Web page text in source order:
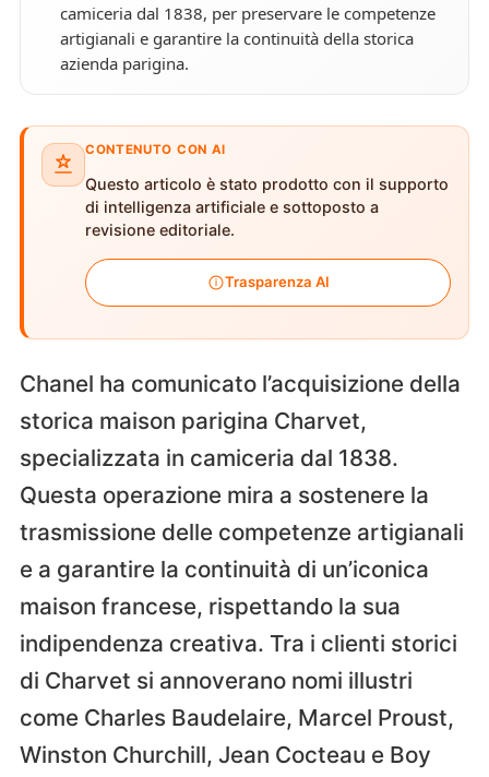
camiceria dal 1838, per preservare le competenze
artigianali e garantire la continuità della storica
azienda parigina.
CONTENUTO CON AI
Questo articolo è stato prodotto con il supporto
di intelligenza artificiale e sottoposto a
revisione editoriale.
Trasparenza AI
Chanel ha comunicato l’acquisizione della
storica maison parigina Charvet,
specializzata in camiceria dal 1838.
Questa operazione mira a sostenere la
trasmissione delle competenze artigianali
e a garantire la continuità di un’iconica
maison francese, rispettando la sua
indipendenza creativa. Tra i clienti storici
di Charvet si annoverano nomi illustri
come Charles Baudelaire, Marcel Proust,
Winston Churchill, Jean Cocteau e Boy